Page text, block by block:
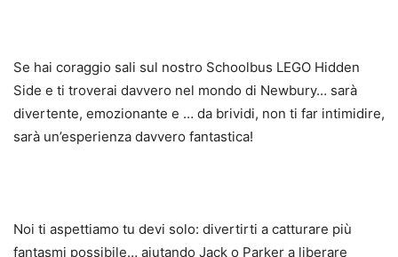
Se hai coraggio sali sul nostro Schoolbus LEGO Hidden
Side e ti troverai davvero nel mondo di Newbury… sarà
divertente, emozionante e … da brividi, non ti far intimidire,
sarà un’esperienza davvero fantastica!
Noi ti aspettiamo tu devi solo: divertirti a catturare più
fantasmi possibile… aiutando Jack o Parker a liberare